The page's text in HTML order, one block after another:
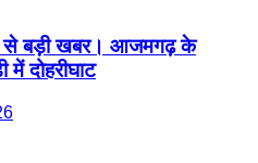
से बड़ी खबर। आजमगढ़ के
दोहरीघाट